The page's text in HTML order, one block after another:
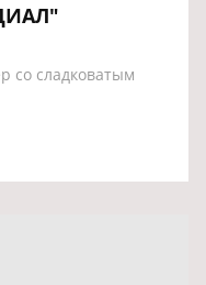
со сладковатым